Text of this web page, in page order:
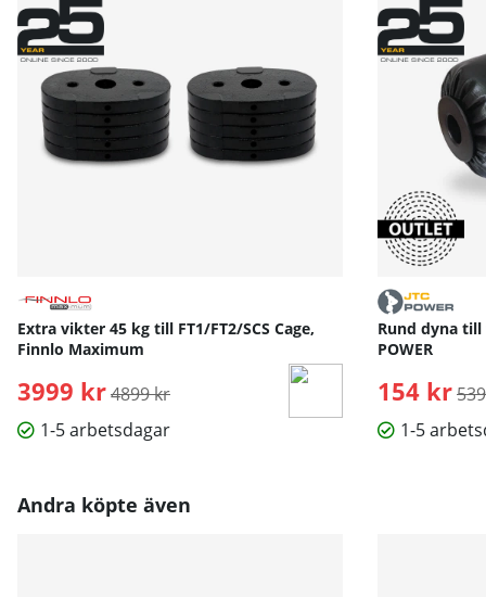
Extra vikter 45 kg till FT1/FT2/SCS Cage,
Finnlo Maximum
3999 kr Ordinarie pris:
4899 kr
1-5 arbetsdagar
Rund dyna till
POWER
154 kr
1-5
Andra köpte även